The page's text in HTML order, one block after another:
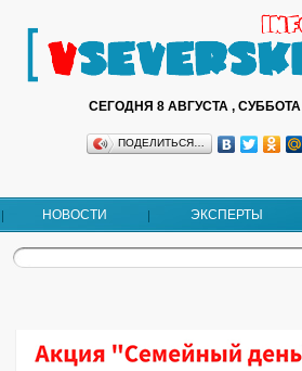
СЕГОДНЯ 8 АВГУСТА , СУББОТА
ПОДЕЛИТЬСЯ…
НОВОСТИ ЭКСПЕРТЫ